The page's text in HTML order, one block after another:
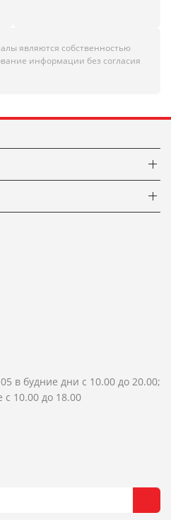
являются собственностью
информации без согласия
в будние дни с 10.00 до 20.00;
10.00 до 18.00